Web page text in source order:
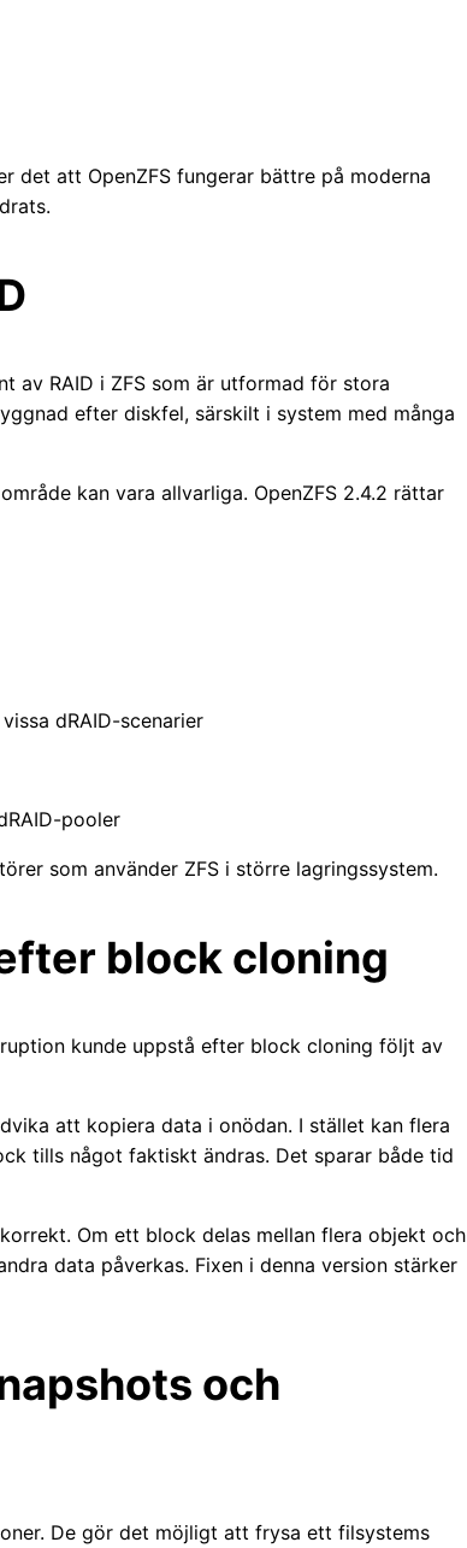
det att OpenZFS fungerar bättre på moderna
av RAID i ZFS som är utformad för stora
efter diskfel, särskilt i system med många
kan vara allvarliga. OpenZFS 2.4.2 rättar
dRAID-scenarier
pooler
som använder ZFS i större lagringssystem.
block cloning
kunde uppstå efter block cloning följt av
att kopiera data i onödan. I stället kan flera
tills något faktiskt ändras. Det sparar både tid
Om ett block delas mellan flera objekt och
data påverkas. Fixen i denna version stärker
och
De gör det möjligt att frysa ett filsystems